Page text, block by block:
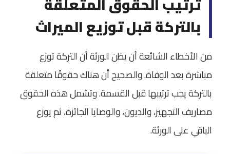
بالتركة قبل توزيع الميراث
من الأخطاء الشائعة أن يظن الورثة أن التركة توزع
مباشرة بعد الوفاة. والصحيح أن هناك حقوقًا متعلقة
بالتركة يجب ترتيبها قبل القسمة. وتشمل هذه الحقوق
مصاريف التجهيز، والديون، والوصايا الجائزة، ثم يوزع
الباقي على الورثة.